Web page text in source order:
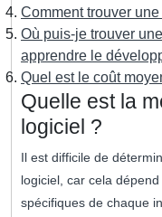
Comment trouver
Où puis-je trouver
apprendre le
Quel est le coût
Quelle est la
logiciel ?
Il est difficile de
logiciel, car cela
spécifiques de chaque